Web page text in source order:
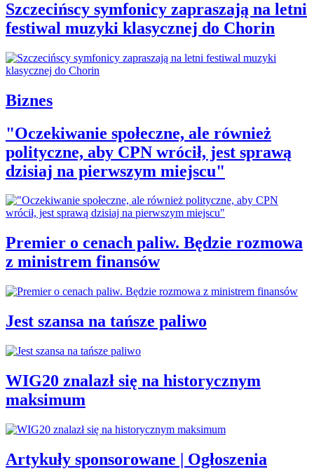
Szczecińscy symfonicy zapraszają na letni
festiwal muzyki klasycznej do Chorin
Biznes
"Oczekiwanie społeczne, ale również
polityczne, aby CPN wrócił, jest sprawą
dzisiaj na pierwszym miejscu"
Premier o cenach paliw. Będzie rozmowa
z ministrem finansów
Jest szansa na tańsze paliwo
WIG20 znalazł się na historycznym
maksimum
Artykuły sponsorowane | Ogłoszenia